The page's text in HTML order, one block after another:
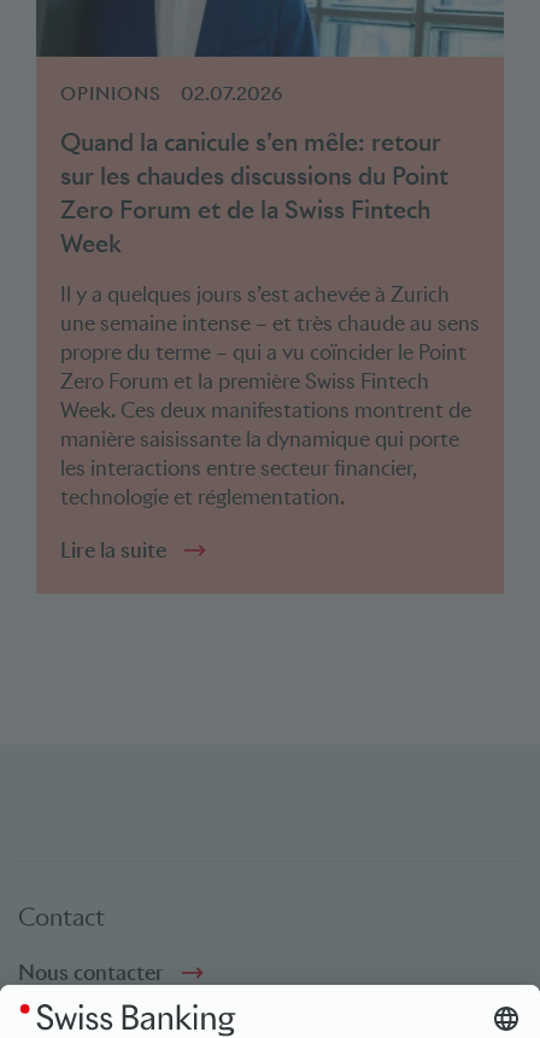
OPINIONS 02.07.2026
Quand la canicule s’en mêle: retour
sur les chaudes discussions du Point
Zero Forum et de la Swiss Fintech
Week
Il y a quelques jours s’est achevée à Zurich
une semaine intense – et très chaude au sens
propre du terme – qui a vu coïncider le Point
Zero Forum et la première Swiss Fintech
Week. Ces deux manifestations montrent de
manière saisissante la dynamique qui porte
les interactions entre secteur financier,
technologie et réglementation.
Lire la suite
Contact
Nous contacter